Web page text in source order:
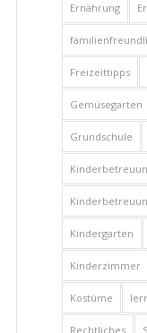
Ernährung
Freizeittipps
Gemüsegarten
Grundschule
Kindergarten
Kinderzimmer
Kostüme
Rechtliches